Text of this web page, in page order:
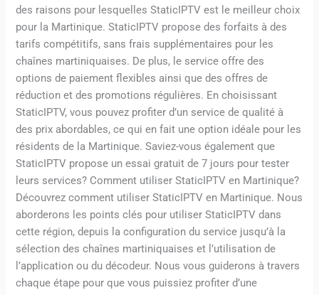
des raisons pour lesquelles StaticIPTV est le meilleur choix
pour la Martinique. StaticIPTV propose des forfaits à des
tarifs compétitifs, sans frais supplémentaires pour les
chaînes martiniquaises. De plus, le service offre des
options de paiement flexibles ainsi que des offres de
réduction et des promotions régulières. En choisissant
StaticIPTV, vous pouvez profiter d’un service de qualité à
des prix abordables, ce qui en fait une option idéale pour les
résidents de la Martinique. Saviez-vous également que
StaticIPTV propose un essai gratuit de 7 jours pour tester
leurs services? Comment utiliser StaticIPTV en Martinique?
Découvrez comment utiliser StaticIPTV en Martinique. Nous
aborderons les points clés pour utiliser StaticIPTV dans
cette région, depuis la configuration du service jusqu’à la
sélection des chaînes martiniquaises et l’utilisation de
l’application ou du décodeur. Nous vous guiderons à travers
chaque étape pour que vous puissiez profiter d’une